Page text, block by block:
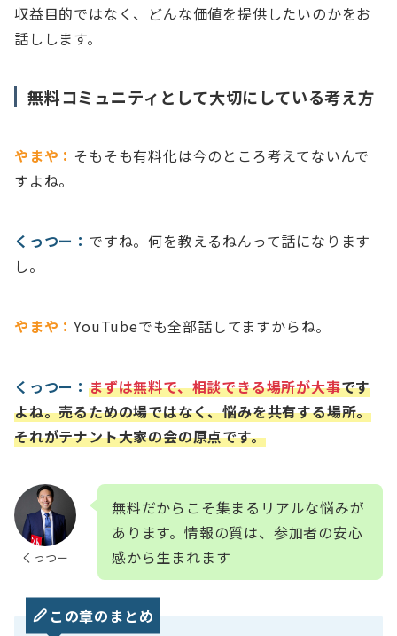
収益目的ではなく、どんな価値を提供したいのかをお
話しします。
無料コミュニティとして大切にしている考え方
やまや： そもそも有料化は今のところ考えてないんで
すよね。
くっつー： ですね。何を教えるねんって話になります
し。
やまや：YouTubeでも全部話してますからね。
くっつー： まずは無料で、相談できる場所が大事です
よね。売るための場ではなく、悩みを共有する場所。
それがテナント大家の会の原点です。
くっつー
無料だからこそ集まるリアルな悩みが
あります。情報の質は、参加者の安心
感から生まれます
この章のまとめ